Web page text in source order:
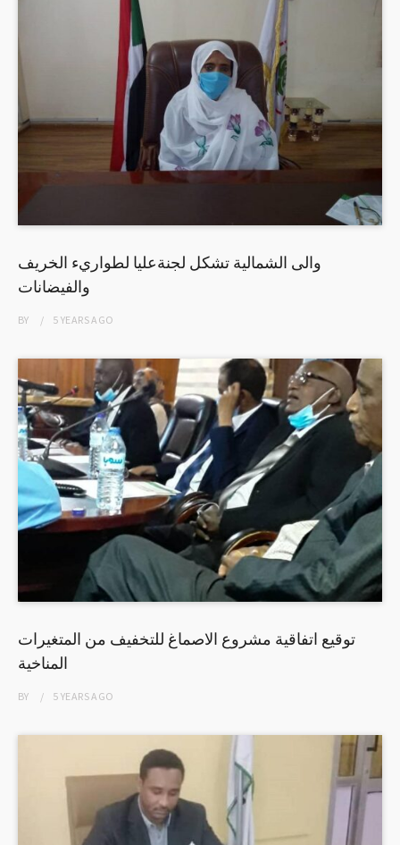
والى الشمالية تشكل لجنةعليا لطواريء الخريف
والفيضانات
BY 5 YEARSAGO
توقيع اتفاقية مشروع الاصماغ للتخفيف من المتغيرات
المناخية
BY 5 YEARSAGO